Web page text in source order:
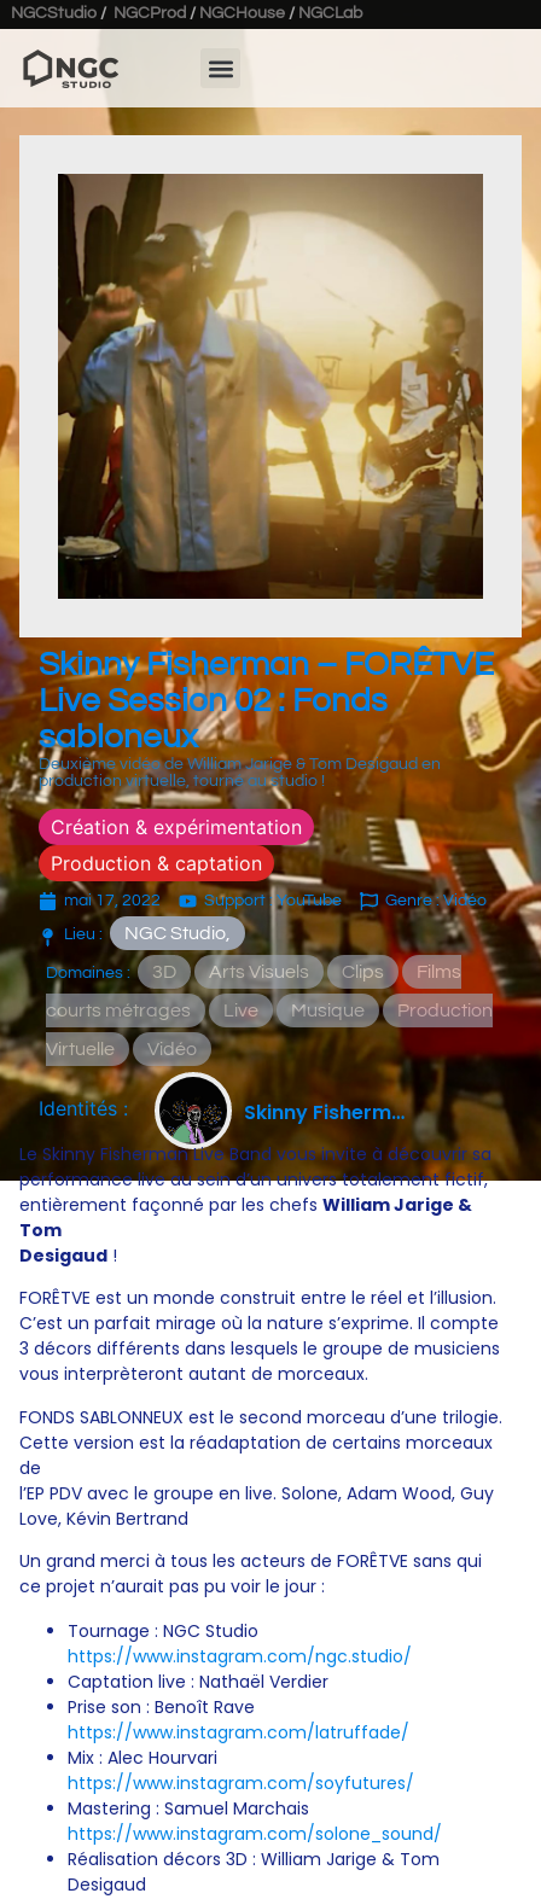
NGCStudio / NGCProd / NGCHouse / NGCLab
Skinny Fisherman – FORÊTVE
Live Session 02 : Fonds
sabloneux
Deuxième vidéo de William Jarige & Tom Desigaud en
production virtuelle, tourné au studio !
Création & expérimentation
Production & captation
mai 17, 2022 Support : YouTube
Genre : Vidéo
Lieu :
NGC Studio,
Domaines : 3D Arts Visuels Clips
Films
courts métrages
Live Musique
Production
Virtuelle
Vidéo
Identités : Skinny Fisherman
Le Skinny Fisherman Live Band vous invite à découvrir sa
performance live au sein d’un univers totalement fictif,
entièrement façonné par les chefs William Jarige &
Tom
Desigaud !
FORÊTVE est un monde construit entre le réel et l’illusion.
C’est un parfait mirage où la nature s’exprime. Il compte
3 décors différents dans lesquels le groupe de musiciens
vous interprèteront autant de morceaux.
FONDS SABLONNEUX est le second morceau d’une trilogie.
Cette version est la réadaptation de certains morceaux
de
l’EP PDV avec le groupe en live. Solone, Adam Wood, Guy
Love, Kévin Bertrand
Un grand merci à tous les acteurs de FORÊTVE sans qui
ce projet n’aurait pas pu voir le jour :
Tournage : NGC Studio
https://www.instagram.com/ngc.studio/
Captation live : Nathaël Verdier
Prise son : Benoît Rave
https://www.instagram.com/latruffade/
Mix : Alec Hourvari
https://www.instagram.com/soyfutures/
Mastering : Samuel Marchais
https://www.instagram.com/solone_sound/
Réalisation décors 3D : William Jarige & Tom
Desigaud